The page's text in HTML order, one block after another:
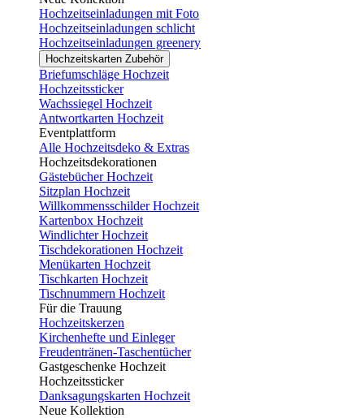
Hochzeitseinladungen mit Foto
Hochzeitseinladungen schlicht
Hochzeitseinladungen greenery
Hochzeitskarten Zubehör
Briefumschläge Hochzeit
Hochzeitssticker
Wachssiegel Hochzeit
Antwortkarten Hochzeit
Eventplattform
Alle Hochzeitsdeko & Extras
Hochzeitsdekorationen
Gästebücher Hochzeit
Sitzplan Hochzeit
Willkommensschilder Hochzeit
Kartenbox Hochzeit
Windlichter Hochzeit
Tischdekorationen Hochzeit
Menükarten Hochzeit
Tischkarten Hochzeit
Tischnummern Hochzeit
Für die Trauung
Hochzeitskerzen
Kirchenhefte und Einleger
Freudentränen-Taschentücher
Gastgeschenke Hochzeit
Hochzeitssticker
Danksagungskarten Hochzeit
Neue Kollektion